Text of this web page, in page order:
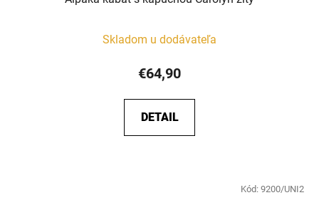
Skladom u dodávateľa
€64,90
DETAIL
Kód: 9200/UNI2